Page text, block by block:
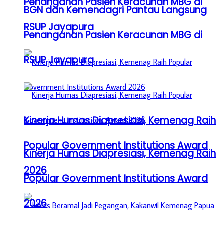
RSUP Jayapura
Kinerja Humas Diapresiasi, Kemenag Raih
Popular Government Institutions Award
2026
BGN dan Kemendagri Pantau Langsung
Penanganan Pasien Keracunan MBG di
RSUP Jayapura
Kinerja Humas Diapresiasi, Kemenag Raih
Popular Government Institutions Award
2026